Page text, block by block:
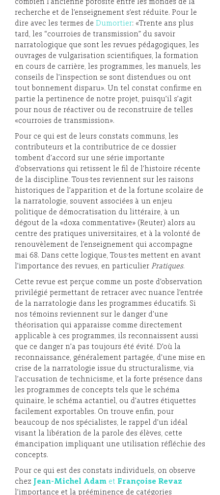
combien l’ancienne porosité entre les mondes de la
recherche et de l’enseignement s’est réduite. Pour le
dire avec les termes de Dumortier: «Trente ans plus
tard, les “courroies de transmission” du savoir
narratologique que sont les revues pédagogiques, les
ouvrages de vulgarisation scientifiques, la formation
en cours de carrière, les programmes, les manuels, les
conseils de l’inspection se sont distendues ou ont
tout bonnement disparu». Un tel constat confirme en
partie la pertinence de notre projet, puisqu’il s’agit
pour nous de réactiver ou de reconstruire de telles
«courroies de transmission».
Pour ce qui est de leurs constats communs, les
contributeurs et la contributrice de ce dossier
tombent d’accord sur une série importante
d’observations qui retissent le fil de l’histoire récente
de la discipline. Tous·tes reviennent sur les raisons
historiques de l’apparition et de la fortune scolaire de
la narratologie, souvent associées à un enjeu
politique de démocratisation du littéraire, à un
dégout de la «doxa commentative» (Reuter) alors au
centre des pratiques universitaires, et à la volonté de
renouvèlement de l’enseignement qui accompagne
mai 68. Dans cette logique, Tous·tes mettent en avant
l’importance des revues, en particulier Pratiques.
Cette revue est perçue comme un poste d’observation
privilégié permettant de retracer avec nuance l’entrée
de la narratologie dans les programmes éducatifs. Si
nos témoins reviennent sur le danger d’une
théorisation qui apparaisse comme directement
applicable à ces programmes, ils reconnaissent aussi
que ce danger n’a pas toujours été évité. D’où la
reconnaissance, généralement partagée, d’une mise en
crise de la narratologie issue du structuralisme, via
l’accusation de technicisme, et la forte présence dans
les programmes de concepts tels que le schéma
quinaire, le schéma actantiel, ou d’autres étiquettes
facilement exportables. On trouve enfin, pour
beaucoup de nos spécialistes, le rappel d’un idéal
visant la libération de la parole des élèves, cette
émancipation impliquant une utilisation réfléchie des
concepts.
Pour ce qui est des constats individuels, on observe
chez Jean-Michel Adam et Françoise Revaz
l’importance et la prééminence de catégories